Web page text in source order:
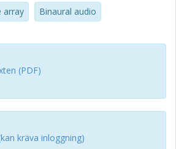
array Binaural audio
(PDF)
kräva inloggning)